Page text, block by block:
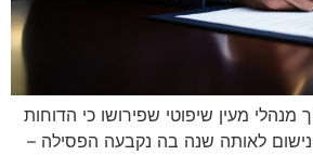
מעין שיפוטי שפירושו כי הדוחות
לאותה שנה בה נקבעה הפסילה –